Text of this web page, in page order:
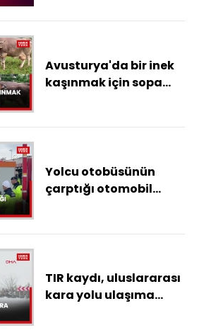
Avusturya'da bir inek
kaşınmak için sopa
Yolcu otobüsünün
çarptığı otomobil
TIR kaydı, uluslararası
kara yolu ulaşıma